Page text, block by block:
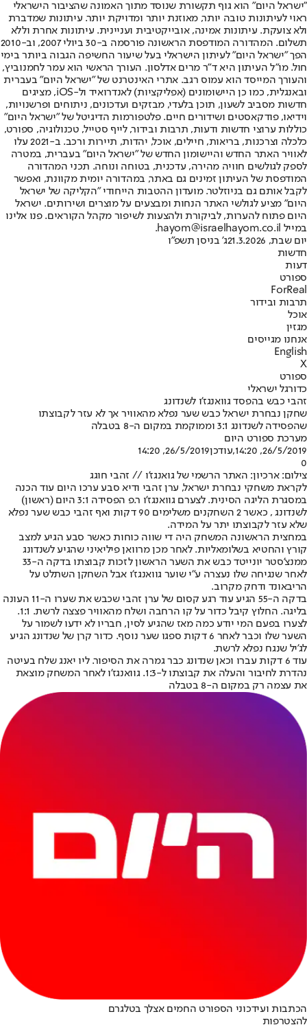
"ישראל היום" הוא גוף תקשורת שנוסד מתוך האמונה שהציבור הישראלי
ראוי לעיתונות טובה יותר, מאוזנת יותר ומדויקת יותר. עיתונות שמדברת
ולא צועקת. עיתונות אמינה, אובייקטיבית ועניינית. עיתונות אחרת וללא
תשלום. המהדורה המודפסת הראשונה פורסמה ב-30 ביולי 2007, וב-2010
הפך "ישראל היום" לעיתון הישראלי בעל שיעור החשיפה הגבוה ביותר בימי
חול. מו"ל העיתון היא ד"ר מרים אדלסון. העורך הראשי הוא עמר לחמנוביץ,
והעורך המייסד הוא עמוס רגב. אתרי האינטרנט של "ישראל היום" בעברית
ובאנגלית, כמו כן היישומונים (אפליקציות) לאנדרואיד ול-iOS, מציגים
חדשות מסביב לשעון, תוכן בלעדי, מבזקים ועדכונים, ניתוחים ופרשנויות,
וידיאו, פודקאסטים ושידורים חיים. פלטפורמות הדיגיטל של "ישראל היום"
כוללות ערוצי חדשות ודעות, תרבות ובידור, לייף סטייל, טכנולוגיה, ספורט,
כלכלה וצרכנות, בריאות, חיילים, אוכל, יהדות, תיירות ורכב. ב-2021 עלו
לאוויר האתר החדש והיישומון החדש של "ישראל היום" בעברית, במטרה
לספק לגולשים חוויה מהירה, עדכנית, בטוחה ונוחה. תכני המהדורה
המודפסת של העיתון זמינים גם באתר, במהדורה יומית מקוונת, ואפשר
לקבל אותם גם בניוזלטר. מועדון ההטבות הייחודי "הקליקה של ישראל
היום" מציע לגולשי האתר הנחות ומבצעים על מוצרים ושירותים. ישראל
היום פתוח להערות, לביקורת ולהצעות לשיפור מקהל הקוראים. פנו אלינו
במייל hayom@israelhayom.co.il.
יום שבת, 21.3.2026
ג' בניסן תשפ"ו
חדשות
דעות
ספורט
ForReal
תרבות ובידור
אוכל
מגזין
אנחנו מגייסים
English
X
ספורט
כדורגל ישראלי
זהבי כבש בהפסד גוואנגז’ו לשנדונג
שחקן נבחרת ישראל כבש שער נפלא מהאוויר אך לא עזר לקבוצתו
שהפסידה לשנדונג 3:1 וממוקמת במקום ה-8 בטבלה
מערכת ספורט היום
26/5/2019, 14:20
,עודכן26/5/2019, 14:20
0
צילום: ארכיון: האתר הרשמי של גואנגז'ו // זהבי חוגג
לקראת משחקי נבחרת ישראל, ערן זהבי ודיא סבע ערכו היום עוד הכנה
במסגרת הליגה הסינית. לצערם גוואנגז’ו ר.פ הפסידה 3:1 היום (ראשון)
לשנדונג , כאשר 2 השחקנים משלימים 90 דקות ואף זהבי כבש שער נפלא
שלא עזר לקבוצתו יתר על המידה.
במחצית הראשונה המשחק היה די שווה כוחות כאשר סבע הגיע למצב
קורץ והחטיא בשלומאליות. לאחר מכן מרוואן פיליאיני שהגיע לשנדונג
ממנצ'סטר יונייטד כבש את השער הראשון לזכות קבוצתו בדקה ה-33
לאחר שנגיחה שלו נעצרה ע"י שוער גוואנגז’ו אבל השחקן השתלט על
הריבאונד ודחק מקרוב.
בדקה ה-55 הגיע עוד רגע קסום של ערן זהבי שכבש את שערו ה-11 העונה
בליגה. החלוץ קיבל כדור על קו הרחבה ושלח מהאוויר פצצה לרשת. 1:1.
לצערו בפעם המי יודע כמה מאז שהגיע לסין, חבריו לא ידעו לשמור על
השער שלו וכבר לאחר 6 דקות ספגו שער נוסף. כדור קרן של שנדונג הגיע
לג'יל שנגח נפלא לרשת.
עוד 6 דקות עברו וכאן שנדונג כבר גמרה את הסיפור. ליו יאנג שלח בעיטה
נהדרת לחיבור והעלה את קבוצתו ל-1:3. גוואנגז’ו לאחר המשחק מוצאת
את עצמה רק במקום ה-8 בטבלה
הכתבות ועידכוני הספורט החמים אצלך בטלגרם
להצטרפות